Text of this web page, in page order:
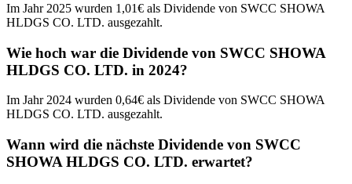
Im Jahr 2025 wurden 1,01€ als Dividende von SWCC SHOWA
HLDGS CO. LTD. ausgezahlt.
Wie hoch war die Dividende von SWCC SHOWA
HLDGS CO. LTD. in 2024?
Im Jahr 2024 wurden 0,64€ als Dividende von SWCC SHOWA
HLDGS CO. LTD. ausgezahlt.
Wann wird die nächste Dividende von SWCC
SHOWA HLDGS CO. LTD. erwartet?